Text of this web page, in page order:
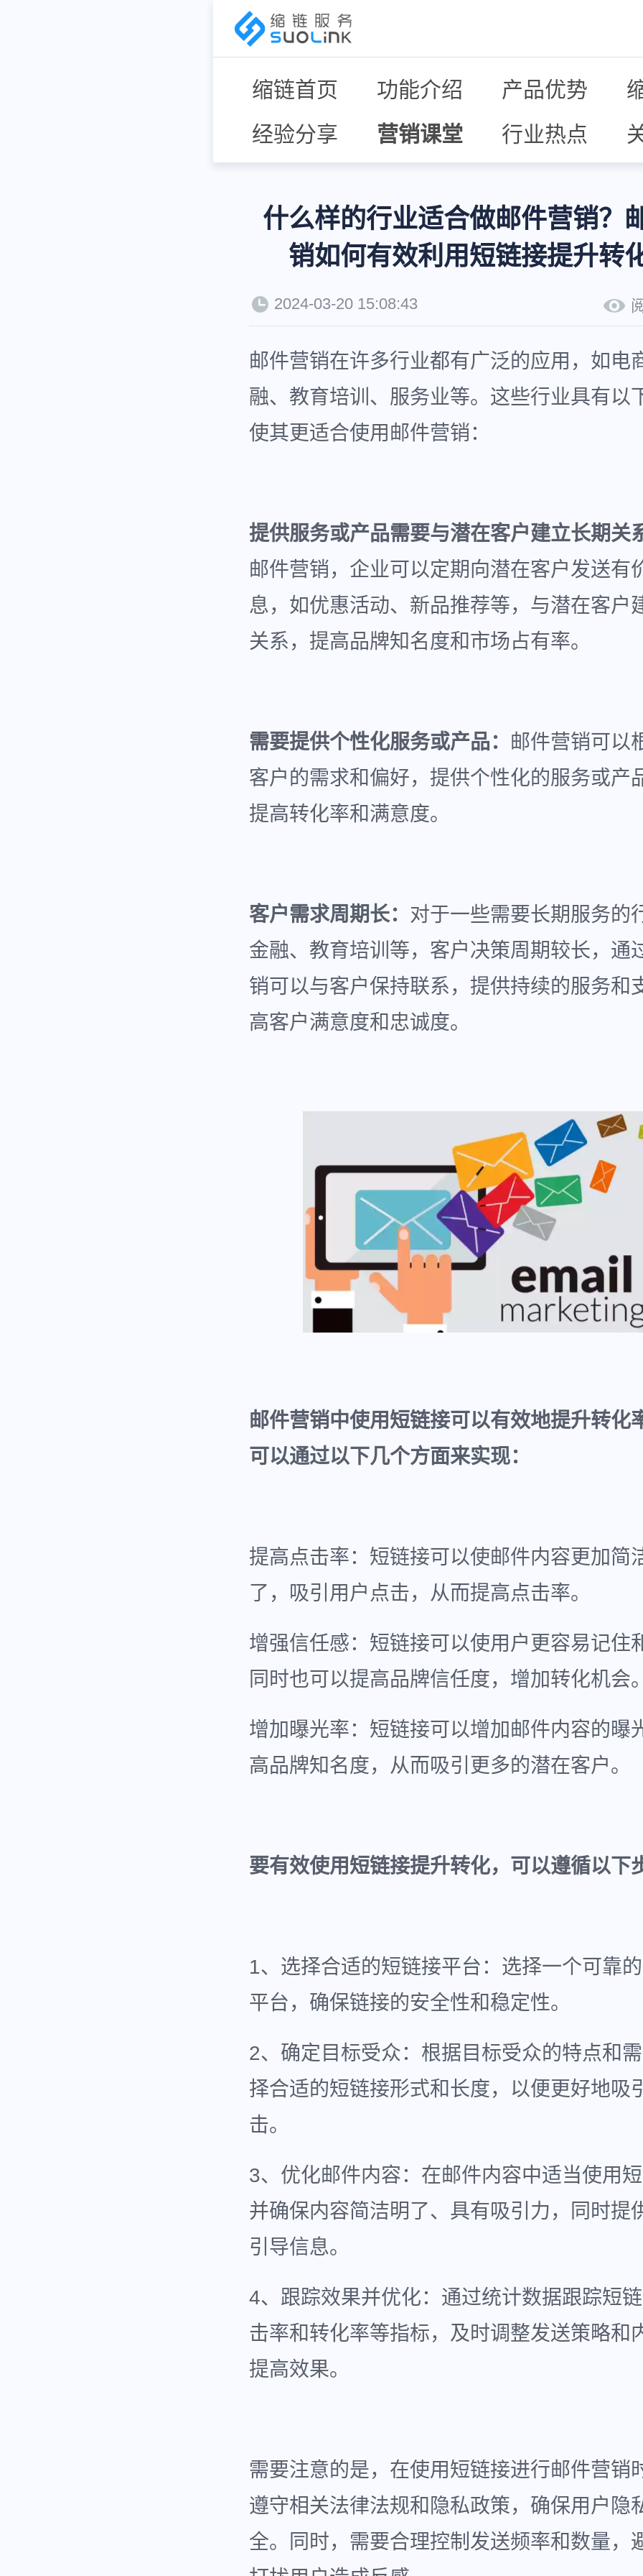
缩链首页 功能介绍 产品优势
经验分享
营销课堂 行业热点
什么样的行业适合做邮件营销？
销如何有效利用短链接提升转
2024-03-20 15:08:43
邮件营销在许多行业都有广泛的应用，如电
融、教育培训、服务业等。这些行业具有以
使其更适合使用邮件营销：
提供服务或产品需要与潜在客户建立长期关
邮件营销，企业可以定期向潜在客户发送有
息，如优惠活动、新品推荐等，与潜在客户
关系，提高品牌知名度和市场占有率。
需要提供个性化服务或产品： 邮件营销可以
客户的需求和偏好，提供个性化的服务或产
提高转化率和满意度。
客户需求周期长： 对于一些需要长期服务的
金融、教育培训等，客户决策周期较长，通
销可以与客户保持联系，提供持续的服务和
高客户满意度和忠诚度。
邮件营销中使用短链接可以有效地提升转化
可以通过以下几个方面来实现：
提高点击率：短链接可以使邮件内容更加简
了，吸引用户点击，从而提高点击率。
增强信任感：短链接可以使用户更容易记住
同时也可以提高品牌信任度，增加转化机会
增加曝光率：短链接可以增加邮件内容的曝
高品牌知名度，从而吸引更多的潜在客户。
要有效使用短链接提升转化，可以遵循以下
1、选择合适的短链接平台：选择一个可靠
平台，确保链接的安全性和稳定性。
2、确定目标受众：根据目标受众的特点和
择合适的短链接形式和长度，以便更好地吸
击。
3、优化邮件内容：在邮件内容中适当使用
并确保内容简洁明了、具有吸引力，同时提
引导信息。
4、跟踪效果并优化：通过统计数据跟踪短
击率和转化率等指标，及时调整发送策略和
提高效果。
需要注意的是，在使用短链接进行邮件营销
遵守相关法律法规和隐私政策，确保用户隐
全。同时，需要合理控制发送频率和数量，